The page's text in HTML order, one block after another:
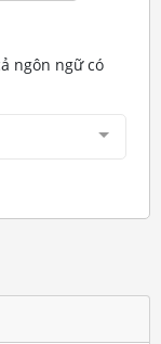
ngôn ngữ có